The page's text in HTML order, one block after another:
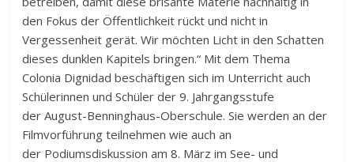
den Fokus der Öffentlichkeit rückt und nicht in
Vergessenheit gerät. Wir möchten Licht in den Schatten
dieses dunklen Kapitels bringen.“ Mit dem Thema
Colonia Dignidad beschäftigen sich im Unterricht auch
Schülerinnen und Schüler der 9. Jahrgangsstufe
der August-Benninghaus-Oberschule. Sie werden an der
Filmvorführung teilnehmen wie auch an
der Podiumsdiskussion am 8. März im See- und